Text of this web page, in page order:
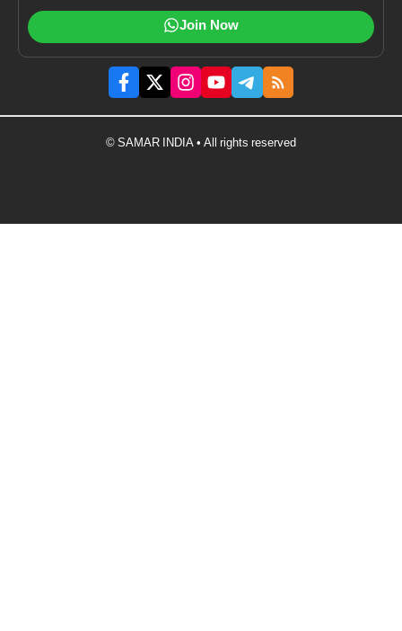
Join Now
© SAMAR INDIA • All rights reserved